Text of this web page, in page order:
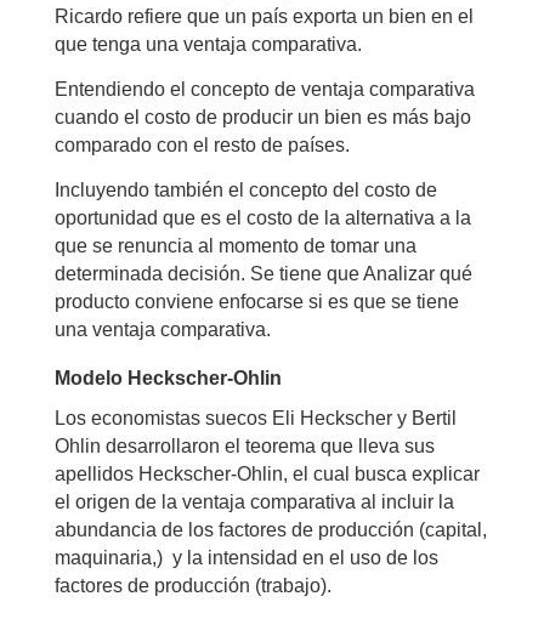
Ricardo refiere que un país exporta un bien en el
que tenga una ventaja comparativa.
Entendiendo el concepto de ventaja comparativa
cuando el costo de producir un bien es más bajo
comparado con el resto de países.
Incluyendo también el concepto del costo de
oportunidad que es el costo de la alternativa a la
que se renuncia al momento de tomar una
determinada decisión. Se tiene que Analizar qué
producto conviene enfocarse si es que se tiene
una ventaja comparativa.
Modelo Heckscher-Ohlin
Los economistas suecos Eli Heckscher y Bertil
Ohlin desarrollaron el teorema que lleva sus
apellidos Heckscher-Ohlin, el cual busca explicar
el origen de la ventaja comparativa al incluir la
abundancia de los factores de producción (capital,
maquinaria,) y la intensidad en el uso de los
factores de producción (trabajo).